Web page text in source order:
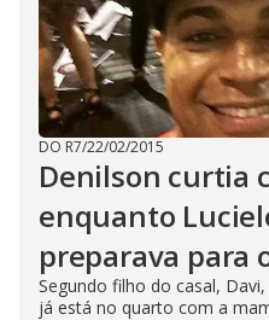
DO R7/22/02/2015
Denilson curtia
enquanto
preparava para
Segundo filho do casal,
já está no quarto com a